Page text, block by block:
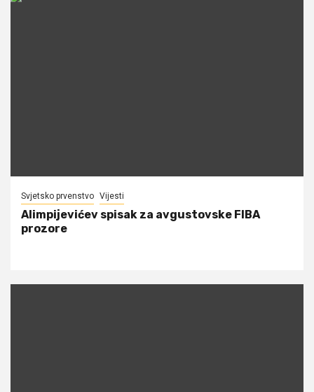
Svjetsko prvenstvo Vijesti
Alimpijevićev spisak za avgustovske FIBA
prozore